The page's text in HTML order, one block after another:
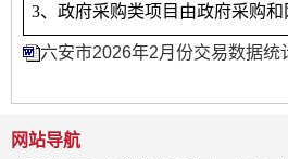
3、政府采购类项目由政府采购和
六安市2026年2月份交易数据统
网站导航